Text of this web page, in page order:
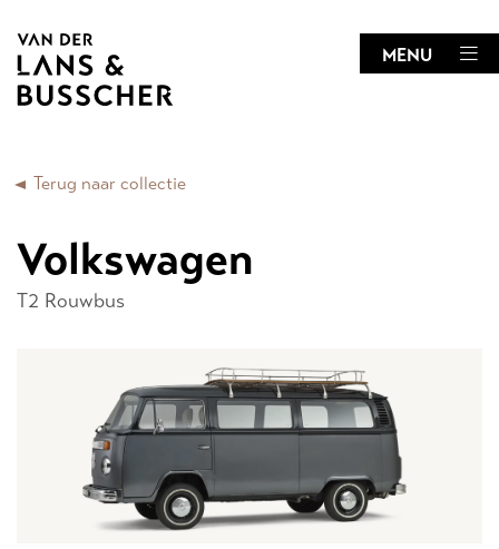
MENU
Terug naar collectie
Volkswagen
T2 Rouwbus